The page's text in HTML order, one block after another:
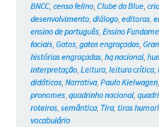
BNCC, censo felino, Clube do Blue,
desenvolvimento, diálogo, editoras,
ensino de português, Ensino
faciais, Gatos, gatos engraçados,
histórias engraçadas, hq nacional,
interpretação, Leitura, leitura crítica,
didáticos, Narrativa, Paulo Kielwagen,
pronomes, quadrinho nacional,
roteiros, semântica, Tira, tiras
vocabulário